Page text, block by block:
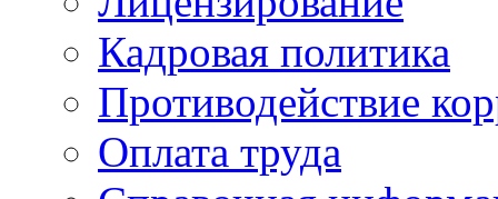
Кадровая политика
Противодействие
Оплата труда